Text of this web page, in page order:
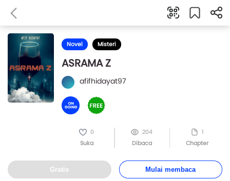
Novel Misteri
ASRAMA Z
afifhidayat97
0
Suka
204
Dibaca
1
Chapter
Gratis Mulai membaca